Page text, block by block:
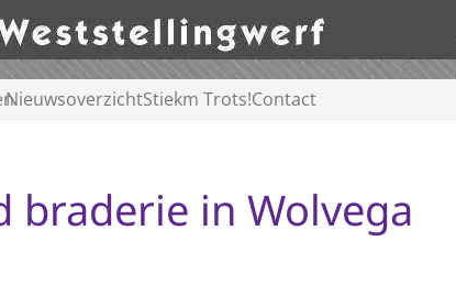
NieuwsoverzichtStiekm Trots!Contact
braderie in Wolvega